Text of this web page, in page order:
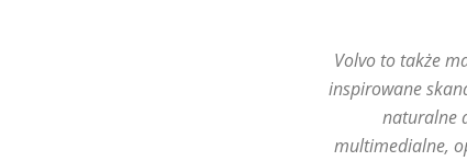
Volvo to także
inspirowane
naturalne
multimedialne,